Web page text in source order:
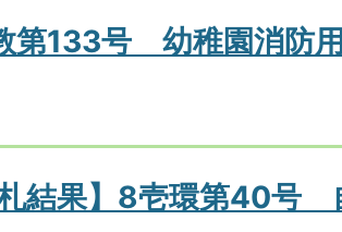
第133号 幼稚園消防
札結果】8壱環第40号